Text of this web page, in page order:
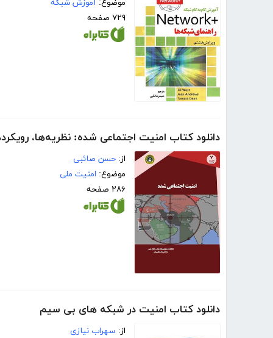
موضوع: آموزش شبکه
۷۲۹ صفحه
دانلود کتاب امنیت اجتماعی شده: نظریه‌ها،
از: حسن صائبی
موضوع: امنیت ملی
۲۸۶ صفحه
دانلود کتاب امنیت در شبکه های بی سیم
از: سهراب نیازی